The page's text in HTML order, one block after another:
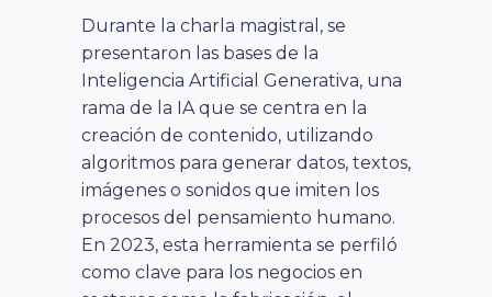
Durante la charla magistral, se
presentaron las bases de la
Inteligencia Artificial Generativa, una
rama de la IA que se centra en la
creación de contenido, utilizando
algoritmos para generar datos, textos,
imágenes o sonidos que imiten los
procesos del pensamiento humano.
En 2023, esta herramienta se perfiló
como clave para los negocios en